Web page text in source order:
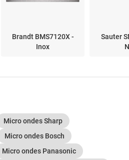
Brandt BMS7120X -
Inox
Sauter
Micro ondes Sharp
Micro ondes Bosch
Micro ondes Panasonic